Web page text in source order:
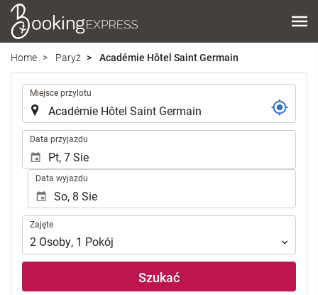
Home Paryż Académie Hôtel Saint Germain
Miejsce przylotu
Data przyjazdu
Data wyjazdu
Zajęte
Zajęte
2 Osoby, 1 Pokój
Szukać